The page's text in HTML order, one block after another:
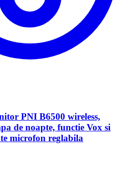
PNI B6500 wireless,
de noapte, functie Vox si
microfon reglabila